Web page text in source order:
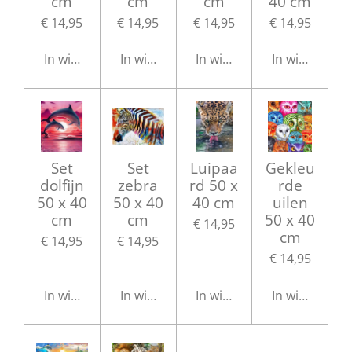
€ 14,95
In winkelwagen
€ 14,95
In winkelwagen
€ 14,95
In winkelwagen
€ 14,95
In
Set
dolfijn
50 x 40
cm
€ 14,95
In winkelwagen
Set
zebra
50 x 40
cm
€ 14,95
In winkelwagen
Luipaa
rd 50 x
40 cm
€ 14,95
In winkelwagen
Gekleu
rde
uilen
50 x 40
cm
€ 14,95
In